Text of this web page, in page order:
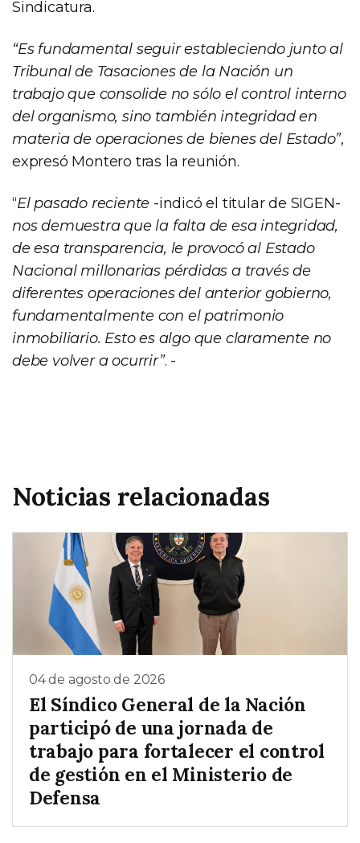
Sindicatura.
“Es fundamental seguir estableciendo junto al
Tribunal de Tasaciones de la Nación un
trabajo que consolide no sólo el control interno
del organismo, sino también integridad en
materia de operaciones de bienes del Estado”,
expresó Montero tras la reunión.
“El pasado reciente -indicó el titular de SIGEN-
nos demuestra que la falta de esa integridad,
de esa transparencia, le provocó al Estado
Nacional millonarias pérdidas a través de
diferentes operaciones del anterior gobierno,
fundamentalmente con el patrimonio
inmobiliario. Esto es algo que claramente no
debe volver a ocurrir”. -
Noticias relacionadas
04 de agosto de 2026
El Síndico General de la Nación
participó de una jornada de
trabajo para fortalecer el control
de gestión en el Ministerio de
Defensa